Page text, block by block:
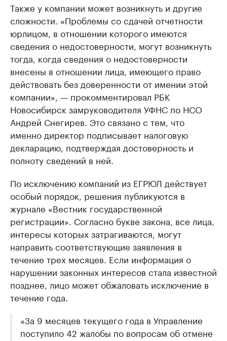
Также у компании может возникнуть и другие
сложности. «Проблемы со сдачей отчетности
юрлицом, в отношении которого имеются
сведения о недостоверности, могут возникнуть
тогда, когда сведения о недостоверности
внесены в отношении лица, имеющего право
действовать без доверенности от имении этой
компании», — прокомментировал РБК
Новосибирск замруководителя УФНС по НСО
Андрей Снегирев. Это связано с тем, что
именно директор подписывает налоговую
декларацию, подтверждая достоверность и
полноту сведений в ней.
По исключению компаний из ЕГРЮЛ действует
особый порядок, решения публикуются в
журнале «Вестник государственной
регистрации». Согласно букве закона, все лица,
интересы которых затрагиваются, могут
направить соответствующие заявления в
течение трех месяцев. Если информация о
нарушении законных интересов стала известной
позднее, лицо может обжаловать исключение в
течение года.
«За 9 месяцев текущего года в Управление
поступило 42 жалобы по вопросам об отмене